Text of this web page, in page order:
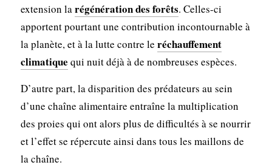
extension larégénération des forêts. Celles-ci
apportent pourtant une contribution incontournable à
la planète, et à la lutte contre le réchauffement
climatique qui nuit déjà à de nombreuses espèces.
D’autre part, la disparition des prédateurs au sein
d’une chaîne alimentaire entraîne la multiplication
des proies qui ont alors plus de difficultés à se nourrir
et l’effet se répercute ainsi dans tous les maillons de
la chaîne.